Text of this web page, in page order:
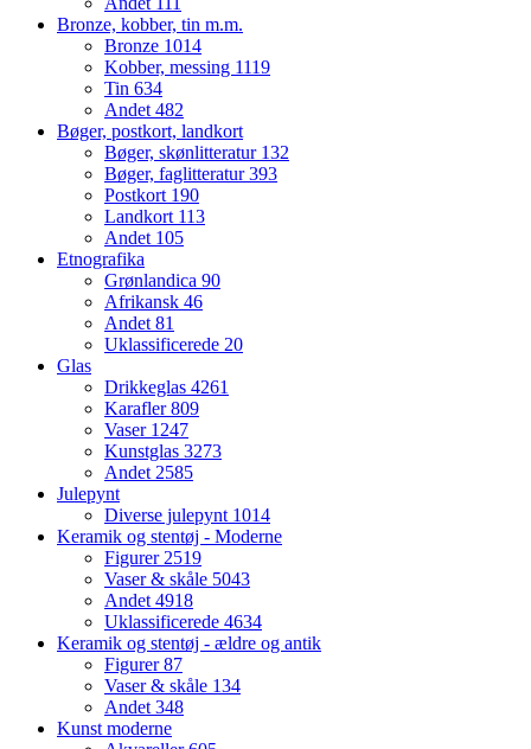
Bronze, kobber, tin m.m.
Bronze 1014
Kobber, messing 1119
Tin 634
Andet 482
Bøger, postkort, landkort
Bøger, skønlitteratur 132
Bøger, faglitteratur393
Postkort 190
Landkort 113
Andet 105
Etnografika
Grønlandica 90
Afrikansk 46
Andet 81
Uklassificerede 20
Glas
Drikkeglas 4261
Karafler809
Vaser 1247
Kunstglas 3273
Andet 2585
Julepynt
Diverse julepynt 1014
Keramik og stentøj - Moderne
Figurer 2519
Vaser & skåle 5043
Andet 4918
Uklassificerede 4634
Keramik og stentøj - ældre og antik
Figurer87
Vaser & skåle 134
Andet 348
Kunst moderne